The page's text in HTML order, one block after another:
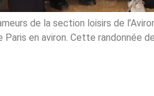
de la section loisirs de
en aviron. Cette randonnée